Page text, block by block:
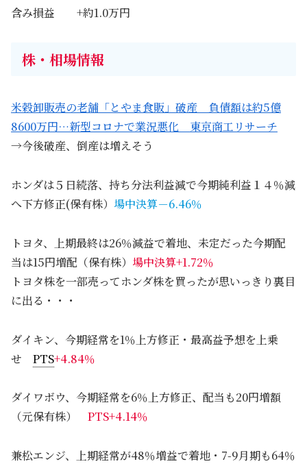
含み損益 +約1.0万円
株・相場情報
米穀卸販売の老舗「とやま食販」破産 負債額は約5億
8600万円…新型コロナで業況悪化 東京商工リサーチ
→今後破産、倒産は増えそう
ホンダは５日続落、持ち分法利益減で今期純利益１４％減
へ下方修正(保有株） 場中決算－6.46％
トヨタ、上期最終は26％減益で着地、未定だった今期配
当は15円増配（保有株） 場中決算+1.72％
トヨタ株を一部売ってホンダ株を買ったが思いっきり裏目
に出る・・・
ダイキン、今期経常を1％上方修正・最高益予想を上乗
せ PTS+4.84％
ダイワボウ、今期経常を6％上方修正、配当も20円増額
（元保有株） PTS+4.14％
兼松エンジ、上期経常が48％増益で着地・7-9月期も64％